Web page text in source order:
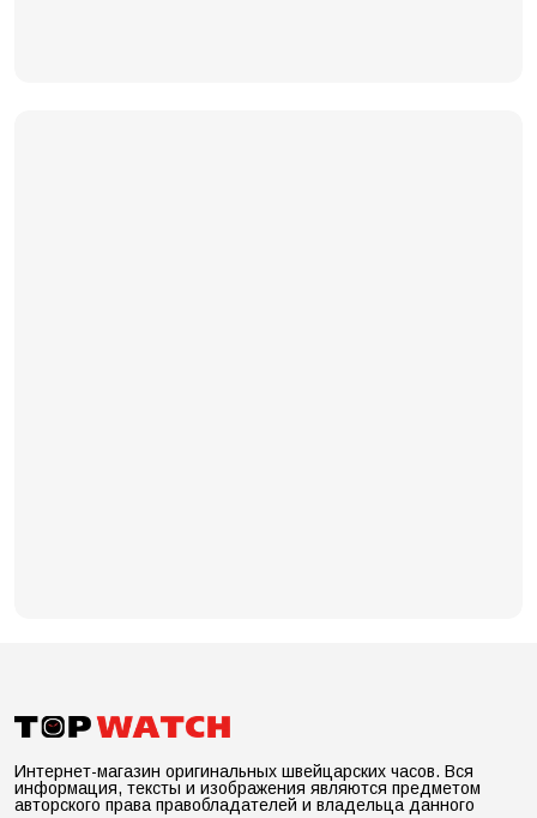
Интернет-магазин оригинальных швейцарских часов. Вся
информация, тексты и изображения являются предметом
авторского права правобладателей и владельца данного